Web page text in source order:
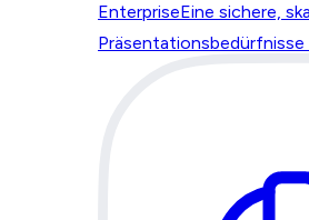
EnterpriseEine sichere,
Präsentationsbedürfnisse